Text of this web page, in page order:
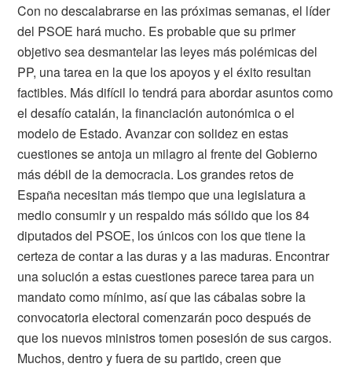
Con no descalabrarse en las próximas semanas, el líder
del PSOE hará mucho. Es probable que su primer
objetivo sea desmantelar las leyes más polémicas del
PP, una tarea en la que los apoyos y el éxito resultan
factibles. Más difícil lo tendrá para abordar asuntos como
el desafío catalán, la financiación autonómica o el
modelo de Estado. Avanzar con solidez en estas
cuestiones se antoja un milagro al frente del Gobierno
más débil de la democracia. Los grandes retos de
España necesitan más tiempo que una legislatura a
medio consumir y un respaldo más sólido que los 84
diputados del PSOE, los únicos con los que tiene la
certeza de contar a las duras y a las maduras. Encontrar
una solución a estas cuestiones parece tarea para un
mandato como mínimo, así que las cábalas sobre la
convocatoria electoral comenzarán poco después de
que los nuevos ministros tomen posesión de sus cargos.
Muchos, dentro y fuera de su partido, creen que